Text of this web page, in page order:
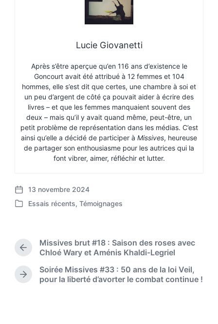
Lucie Giovanetti
Après s’être aperçue qu’en 116 ans d’existence le
Goncourt avait été attribué à 12 femmes et 104
hommes, elle s’est dit que certes, une chambre à soi et
un peu d’argent de côté ça pouvait aider à écrire des
livres – et que les femmes manquaient souvent des
deux – mais qu’il y avait quand même, peut-être, un
petit problème de représentation dans les médias. C’est
ainsi qu’elle a décidé de participer à Missives, heureuse
de partager son enthousiasme pour les autrices qui la
font vibrer, aimer, réfléchir et lutter.
P
o
a
e
13 novembre 2024
P
e
i
n
Essais récents, Témoignages
P
e
v
Missives brut #18 : Saison des roses avec
Chloé Wary et Aménis Khaldi-Legriel
N
Soirée Missives #33 : 50 ans de la loi Veil,
pour la liberté d’avorter le combat continue !